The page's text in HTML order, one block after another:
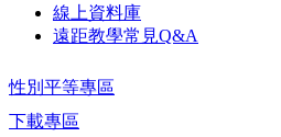
線上資料庫
遠距教學常見Q&A
性別平等專區
下載專區